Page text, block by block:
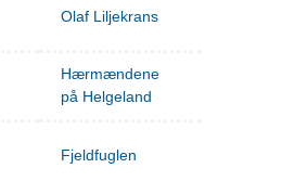
Olaf Liljekrans
Hærmændene
på Helgeland
Fjeldfuglen